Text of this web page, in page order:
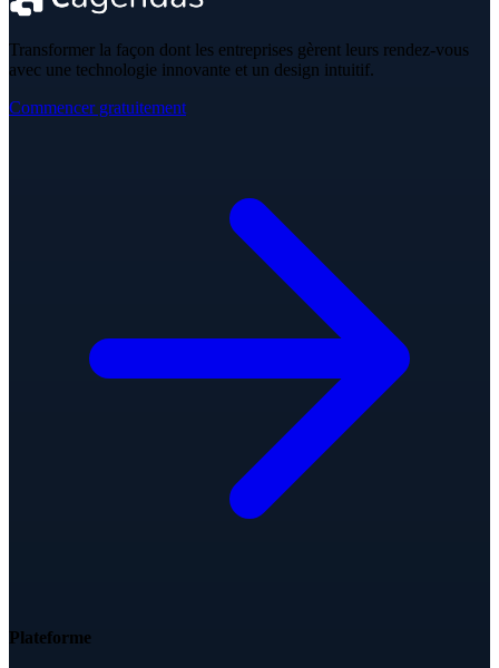
Transformer la façon dont les entreprises gèrent leurs rendez-vous
avec une technologie innovante et un design intuitif.
Commencer gratuitement
Plateforme